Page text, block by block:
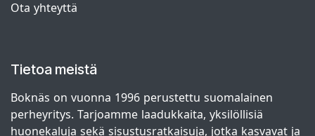
Ota yhteyttä
Tietoa meistä
Boknäs on vuonna 1996 perustettu suomalainen
perheyritys. Tarjoamme laadukkaita, yksilöllisiä
huonekaluja sekä sisustusratkaisuja, jotka kasvavat ja